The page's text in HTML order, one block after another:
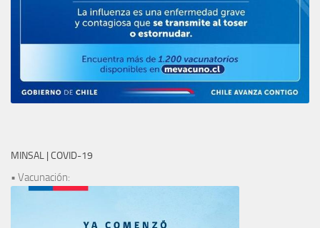
MINSAL | COVID-19
• Vacunación: